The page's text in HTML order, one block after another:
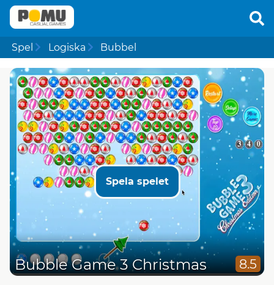
Spel Logiska Bubbel
Spela spelet
Bubble Game 3 Christmas 8.5